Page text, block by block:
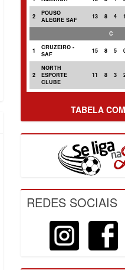
2
POUSO
ALEGRE SAF
13 8 4 1
C
1
CRUZEIRO -
SAF
15 8 5
2
NORTH
ESPORTE
CLUBE
11 8 3
TABELA
REDES SOCIAIS